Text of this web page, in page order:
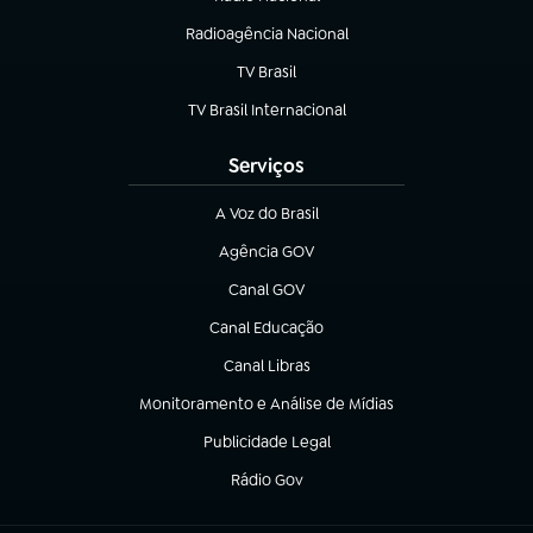
Radioagência Nacional
(abre em nova aba)
TV Brasil
(abre em nova aba)
TV Brasil Internacional
(abre em nova aba)
Serviços
A Voz do Brasil
(abre em nova aba)
Agência GOV
(abre em nova aba)
Canal GOV
(abre em nova aba)
Canal Educação
(abre em nova aba)
Canal Libras
(abre em nova aba)
Monitoramento e Análise de Mídias
(abre em nova aba)
Publicidade Legal
(abre em nova aba)
Rádio Gov
(abre em nova aba)